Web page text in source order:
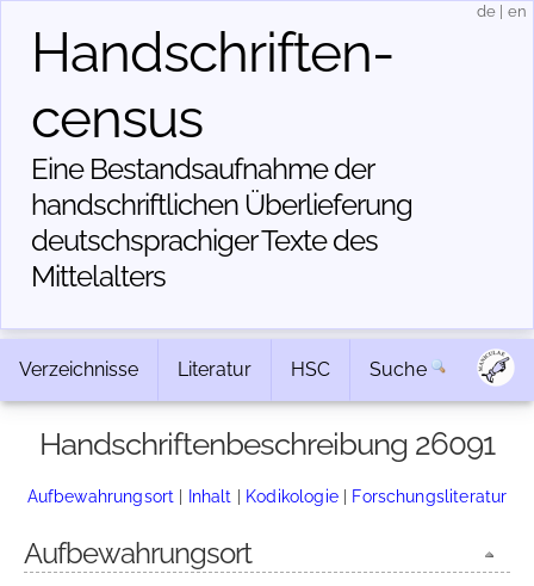
Handschriften­
census
Eine Bestandsaufnahme der
handschriftlichen Über­lieferung
deutschsprachiger Texte des
Mittelalters
de en
Verzeichnisse Literatur HSC Suche
Handschriftenbeschreibung 26091
Aufbewahrungsort | Inhalt | Kodikologie| Forschungsliteratur
Aufbewahrungsort